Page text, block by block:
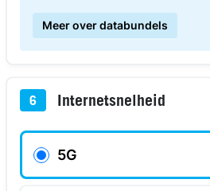
Meer over databundels
6 Internetsnelheid
5G